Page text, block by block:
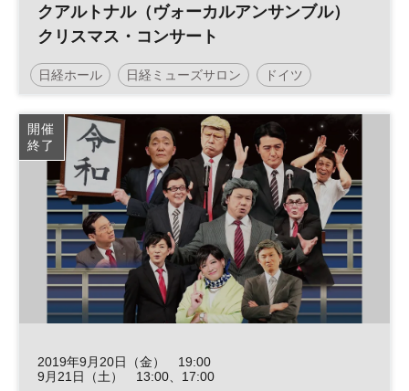
クアルトナル（ヴォーカルアンサンブル）
クリスマス・コンサート
日経ホール 日経ミューズサロン ドイツ
コンサート
クリスマス
開催
終了
2019年9月20日（金） 19:00
9月21日（土） 13:00、17:00